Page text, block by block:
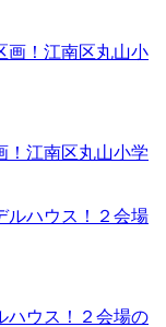
！江南区丸山小学
ハウス！２会場の